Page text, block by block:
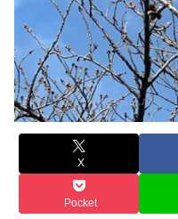
X
Pocket